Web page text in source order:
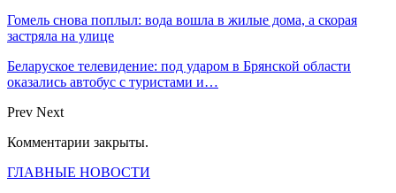
Гомель снова поплыл: вода вошла в жилые дома, а скорая
застряла на улице
Беларуское телевидение: под ударом в Брянской области
оказались автобус с туристами и…
Prev Next
Комментарии закрыты.
ГЛАВНЫЕ НОВОСТИ